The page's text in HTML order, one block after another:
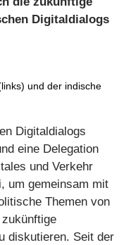
Digitaldialogs
und der indische
Digitaldialogs
eine Delegation
und Verkehr
um gemeinsam mit
Themen von
diskutieren. Seit der